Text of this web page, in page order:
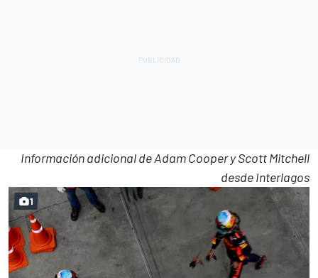
Información adicional de Adam Cooper y Scott Mitchell
desde Interlagos
1